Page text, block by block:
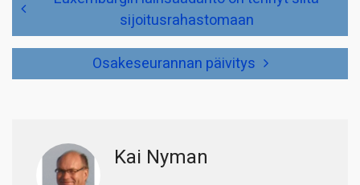
selaus
sijoitusrahastomaan
Osakeseurannan päivitys
Kai Nyman